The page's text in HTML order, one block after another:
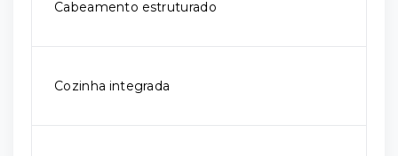
Cabeamento estruturado
Cozinha integrada